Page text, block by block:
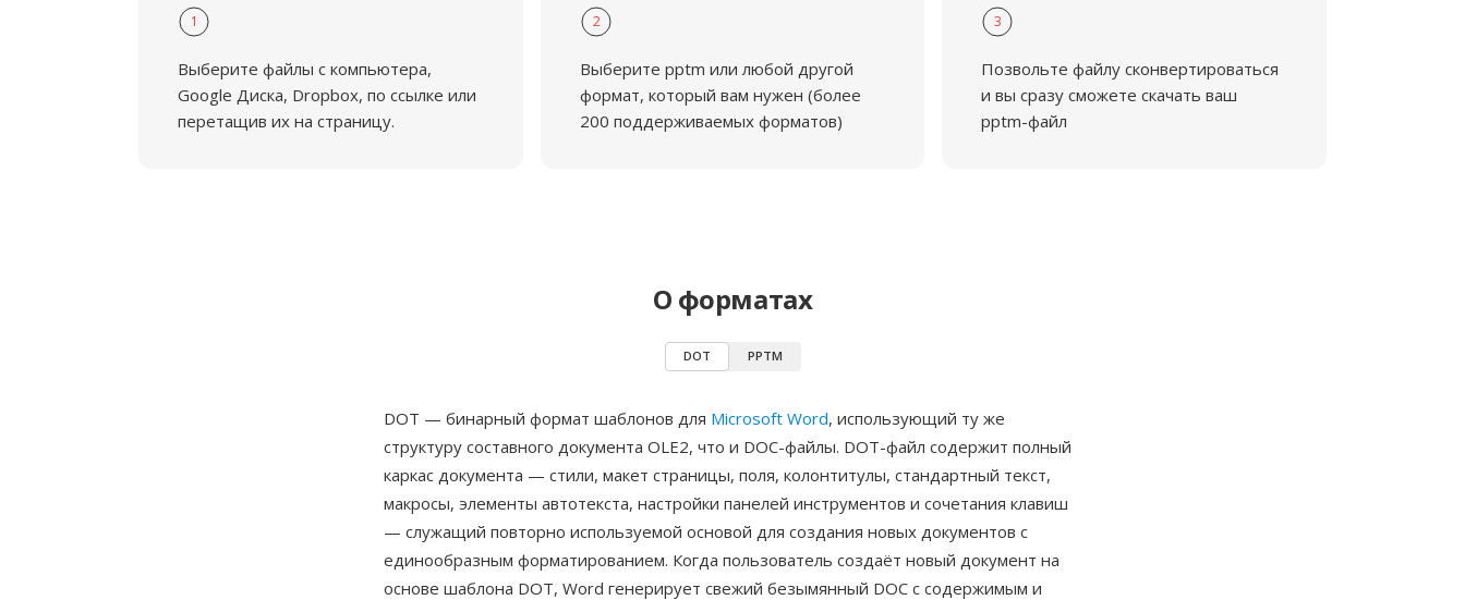
1
Выберите файлы с компьютера,
Google Диска, Dropbox, по ссылке или
перетащив их на страницу.
2
Выберите pptm или любой другой
формат, который вам нужен (более
200 поддерживаемых форматов)
3
Позвольте файлу сконвертироваться
и вы сразу сможете скачать ваш
pptm-файл
О форматах
DOT PPTM
DOT — бинарный формат шаблонов для Microsoft Word, использующий ту же
структуру составного документа OLE2, что и DOC-файлы. DOT-файл содержит полный
каркас документа — стили, макет страницы, поля, колонтитулы, стандартный текст,
макросы, элементы автотекста, настройки панелей инструментов и сочетания клавиш
— служащий повторно используемой основой для создания новых документов с
единообразным форматированием. Когда пользователь создаёт новый документ на
основе шаблона DOT, Word генерирует свежий безымянный DOC с содержимым и